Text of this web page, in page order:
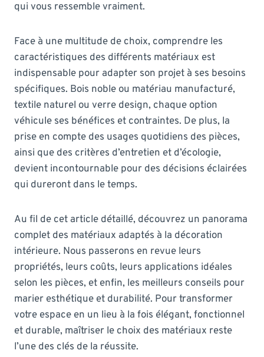
qui vous ressemble vraiment.
Face à une multitude de choix, comprendre les
caractéristiques des différents matériaux est
indispensable pour adapter son projet à ses besoins
spécifiques. Bois noble ou matériau manufacturé,
textile naturel ou verre design, chaque option
véhicule ses bénéfices et contraintes. De plus, la
prise en compte des usages quotidiens des pièces,
ainsi que des critères d’entretien et d’écologie,
devient incontournable pour des décisions éclairées
qui dureront dans le temps.
Au fil de cet article détaillé, découvrez un panorama
complet des matériaux adaptés à la décoration
intérieure. Nous passerons en revue leurs
propriétés, leurs coûts, leurs applications idéales
selon les pièces, et enfin, les meilleurs conseils pour
marier esthétique et durabilité. Pour transformer
votre espace en un lieu à la fois élégant, fonctionnel
et durable, maîtriser le choix des matériaux reste
l’une des clés de la réussite.